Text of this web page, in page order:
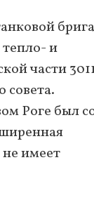
и
части
совета.
Роге был
имеет